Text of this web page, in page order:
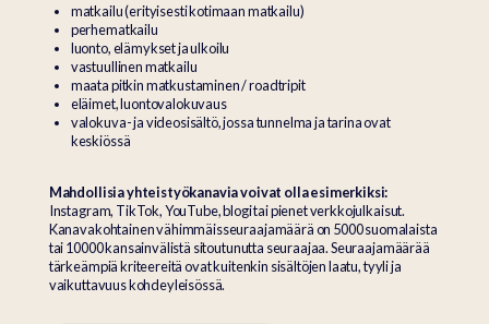
matkailu (erityisesti kotimaan matkailu)
perhematkailu
luonto, elämykset ja ulkoilu
vastuullinen matkailu
maata pitkin matkustaminen / roadtripit
eläimet, luontovalokuvaus
valokuva- ja videosisältö, jossa tunnelma ja tarina ovat
keskiössä
Mahdollisia yhteistyökanavia voivat olla esimerkiksi:
Instagram, TikTok, YouTube, blogi tai pienet verkkojulkaisut.
Kanavakohtainen vähimmäisseuraajamäärä on 5000 suomalaista
tai 10000 kansainvälistä sitoutunutta seuraajaa. Seuraajamäärää
tärkeämpiä kriteereitä ovat kuitenkin sisältöjen laatu, tyyli ja
vaikuttavuus kohdeyleisössä.